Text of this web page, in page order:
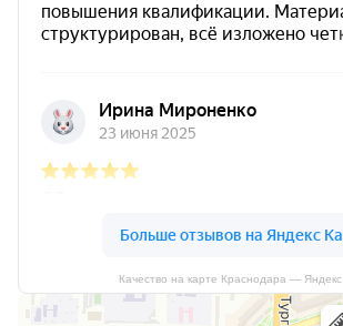
Качество на карте Краснодара —